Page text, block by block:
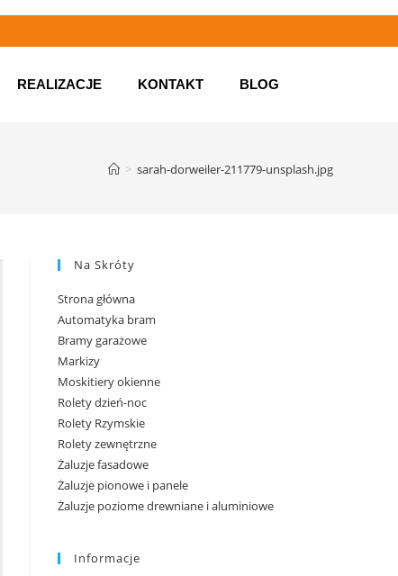
REALIZACJE KONTAKT BLOG
> sarah-dorweiler-211779-unsplash.jpg
Na Skróty
Strona główna
Automatyka bram
Bramy garażowe
Markizy
Moskitiery okienne
Rolety dzień-noc
Rolety Rzymskie
Rolety zewnętrzne
Żaluzje fasadowe
Żaluzje pionowe i panele
Żaluzje poziome drewniane i aluminiowe
Informacje